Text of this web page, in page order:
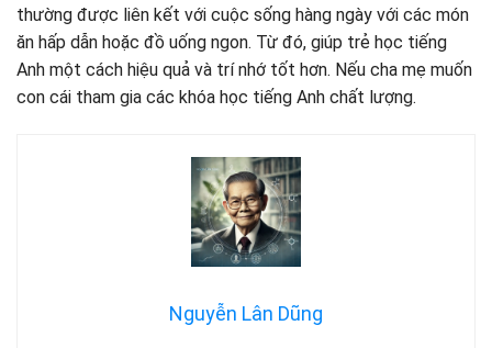
thường được liên kết với cuộc sống hàng ngày với các món
ăn hấp dẫn hoặc đồ uống ngon. Từ đó, giúp trẻ học tiếng
Anh một cách hiệu quả và trí nhớ tốt hơn. Nếu cha mẹ muốn
con cái tham gia các khóa học tiếng Anh chất lượng.
Nguyễn Lân Dũng